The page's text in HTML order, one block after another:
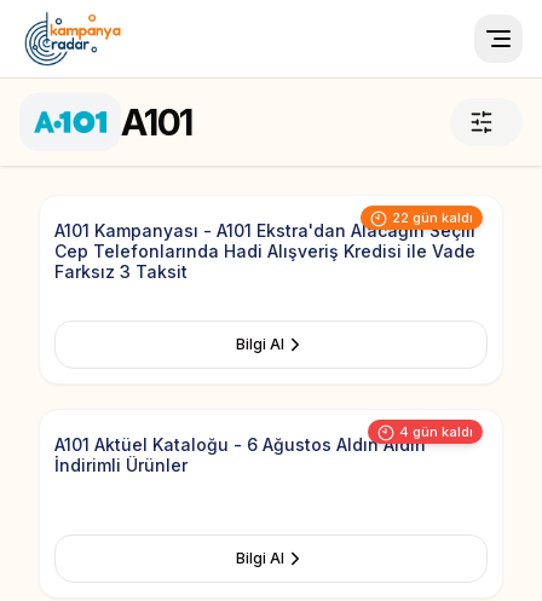
A101
22 gün kaldı
A101 Kampanyası - A101 Ekstra'dan Alacağın Seçili
Cep Telefonlarında Hadi Alışveriş Kredisi ile Vade
Farksız 3 Taksit
Bilgi Al
4 gün kaldı
Add to
A101 Aktüel Kataloğu - 6 Ağustos Aldın Aldın
İndirimli Ürünler
Bilgi Al
Add to